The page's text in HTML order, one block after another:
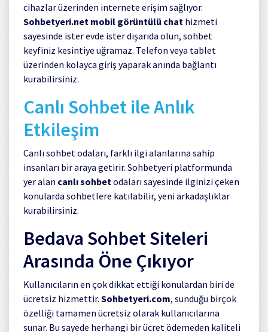
cihazlar üzerinden internete erişim sağlıyor.
Sohbetyeri.net mobil görüntülü chat hizmeti
sayesinde ister evde ister dışarıda olun, sohbet
keyfiniz kesintiye uğramaz. Telefon veya tablet
üzerinden kolayca giriş yaparak anında bağlantı
kurabilirsiniz.
Canlı Sohbet ile Anlık
Etkileşim
Canlı sohbet odaları, farklı ilgi alanlarına sahip
insanları bir araya getirir. Sohbetyeri platformunda
yer alan canlı sohbetodaları sayesinde ilginizi çeken
konularda sohbetlere katılabilir, yeni arkadaşlıklar
kurabilirsiniz.
Bedava Sohbet Siteleri
Arasında Öne Çıkıyor
Kullanıcıların en çok dikkat ettiği konulardan biri de
ücretsiz hizmettir. Sohbetyeri.com, sunduğu birçok
özelliği tamamen ücretsiz olarak kullanıcılarına
sunar. Bu sayede herhangi bir ücret ödemeden kaliteli